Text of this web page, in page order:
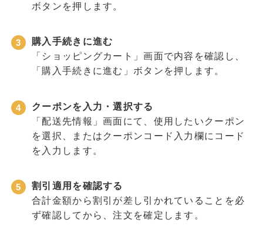
ボタンを押します。
購入手続きに進む
「ショッピングカート」画面で内容を確認し、
「購入手続きに進む」ボタンを押します。
クーポンを入力・選択する
「配送先情報」画面にて、使用したいクーポン
を選択、またはクーポンコード入力欄にコード
を入力します。
割引適用を確認する
合計金額から割引が差し引かれていることを必
ず確認してから、注文を確定します。